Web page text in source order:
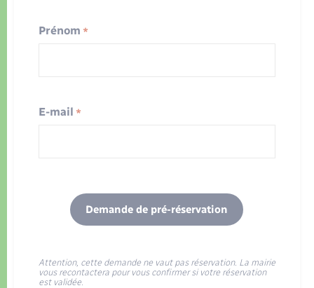
Prénom *
E-mail *
Demande de pré-réservation
Attention, cette demande ne vaut pas réservation. La mairie
vous recontactera pour vous confirmer si votre réservation
est validée.